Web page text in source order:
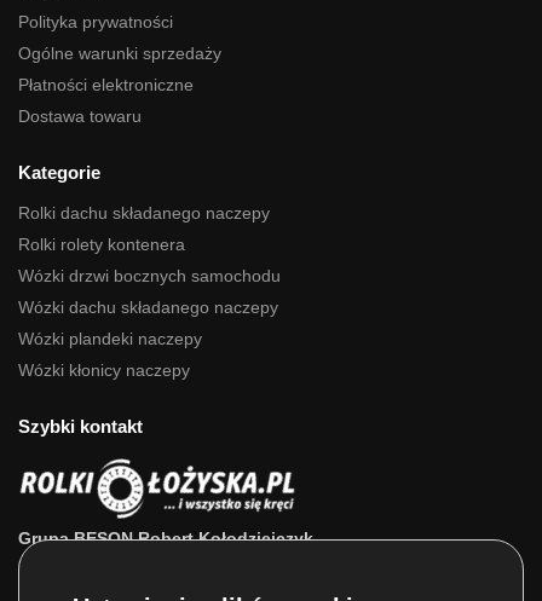
Polityka prywatności
Ogólne warunki sprzedaży
Płatności elektroniczne
Dostawa towaru
Kategorie
Rolki dachu składanego naczepy
Rolki rolety kontenera
Wózki drzwi bocznych samochodu
Wózki dachu składanego naczepy
Wózki plandeki naczepy
Wózki kłonicy naczepy
Szybki kontakt
Grupa BESON Robert Kołodziejczyk
ul. Powstańców Wlkp. 63a